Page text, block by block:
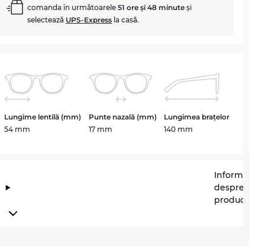
comanda în următoarele51 ore şi 48 minute şi
selectează UPS-Express la casă.
Lungime lentilă (mm)
54 mm
Punte nazală (mm)
17 mm
Lungimea brațelor
140 mm
Informații
despre
producător